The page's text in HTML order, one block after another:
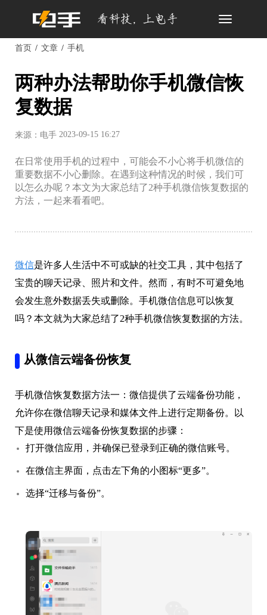
Toggle
首页 文章 手机
两种办法帮助你手机微信恢
复数据
来源：电手 2023-09-15 16:27
在日常使用手机的过程中，可能会不小心将手机微信的
重要数据不小心删除。在遇到这种情况的时候，我们可
以怎么办呢？本文为大家总结了2种手机微信恢复数据的
方法，一起来看看吧。
微信是许多人生活中不可或缺的社交工具，其中包括了
宝贵的聊天记录、照片和文件。然而，有时不可避免地
会发生意外数据丢失或删除。手机微信信息可以恢复
吗？本文就为大家总结了2种手机微信恢复数据的方法。
从微信云端备份恢复
手机微信恢复数据方法一：微信提供了云端备份功能，
允许你在微信聊天记录和媒体文件上进行定期备份。以
下是使用微信云端备份恢复数据的步骤：
打开微信应用，并确保已登录到正确的微信账号。
在微信主界面，点击左下角的小图标“更多”。
选择“迁移与备份”。